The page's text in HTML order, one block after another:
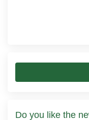
Do you like the